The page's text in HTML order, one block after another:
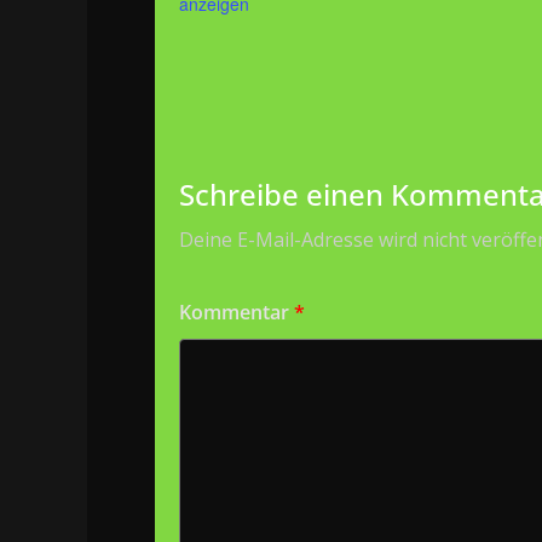
Schreibe einen
Deine E-Mail-Adresse wird nicht
Kommentar*